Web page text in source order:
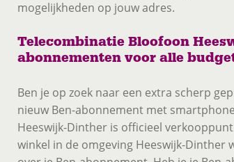
mogelijkheden op jouw adres.
Telecombinatie Bloofoon
abonnementen voor alle
Ben je op zoek naar een extra scherp
nieuw Ben-abonnement met
Heeswijk-Dinther is officieel
winkel in de omgeving Heeswijk-Dinther